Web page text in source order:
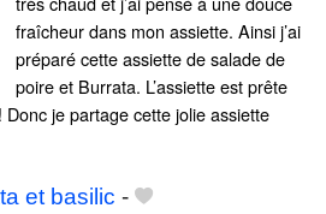
fraîcheur dans mon assiette. Ainsi j’ai
préparé cette assiette de salade de
poire et Burrata. L’assiette est prête
je partage cette jolie assiette
et basilic -